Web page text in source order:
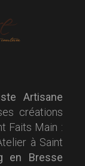
Artisane
créations
Faits Main :
à Saint
en Bresse